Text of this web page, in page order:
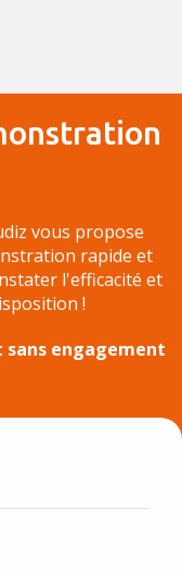
vous propose
rapide et
l'efficacité et
!
engagement